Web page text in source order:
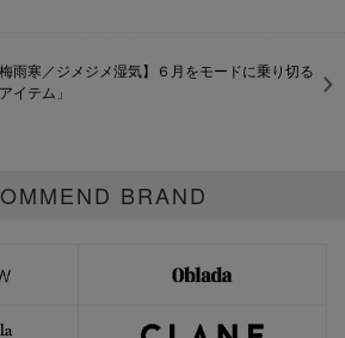
梅雨寒／ジメジメ湿気】６月をモードに乗り切る
イテム」
BRAND